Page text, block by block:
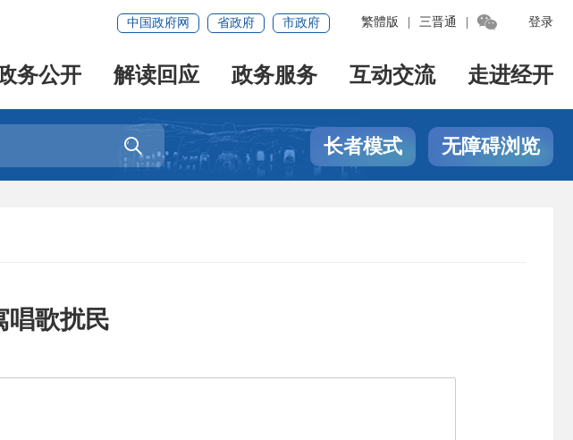
登录
繁體版 三晋通 
中国政府网 省政府 市政府
务公开 解读回应 政务服务 互动交流 走进经开
 长者模式 无障碍浏览
唱歌扰民